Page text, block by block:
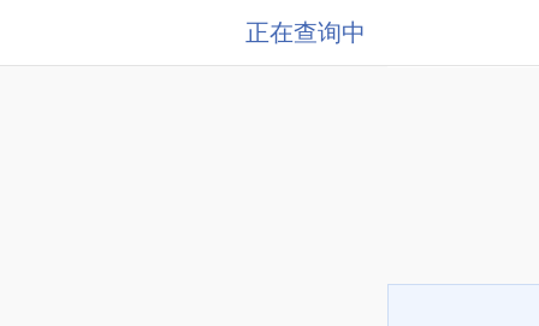
正在查询中